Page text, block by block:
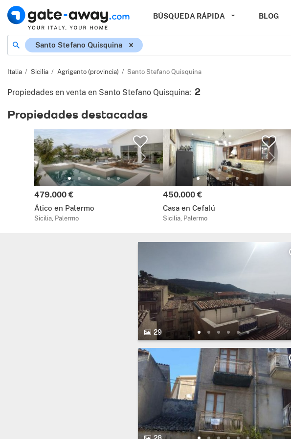
BÚSQUEDA RÁPIDA BLOG
Ubicación
Santo Stefano Quisquina
Italia Sicilia Agrigento (provincia) Santo Stefano Quisquina
Propiedades en venta en Santo Stefano Quisquina: 2
Propiedades destacadas
Precio:
479.000 €
Ático en Palermo
Sicilia, Palermo
Precio:
450.000 €
Casa en Cefalú
Sicilia, Palermo
29
29 Fotos.